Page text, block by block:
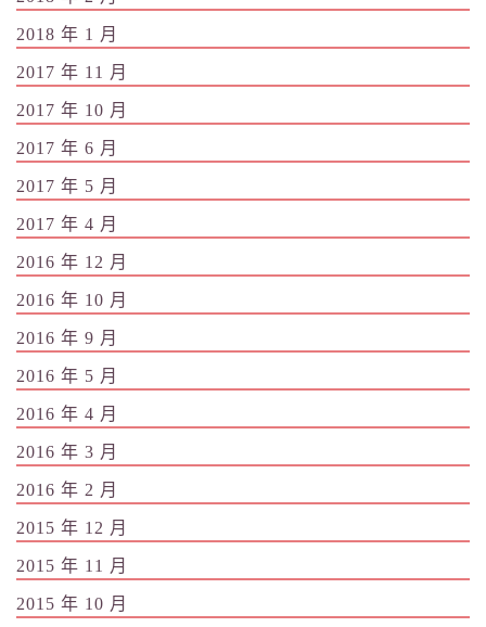
2018 年 1 月
2017 年 11 月
2017 年 10 月
2017 年 6 月
2017 年 5 月
2017 年 4 月
2016 年 12 月
2016 年 10 月
2016 年 9 月
2016 年 5 月
2016 年 4 月
2016 年 3 月
2016 年 2 月
2015 年 12 月
2015 年 11 月
2015 年 10 月